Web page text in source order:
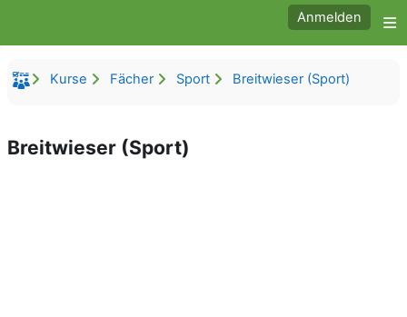
Anmelden
Kurse Fächer Sport Breitwieser (Sport)
Breitwieser (Sport)